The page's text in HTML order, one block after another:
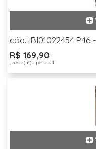
cód.:
R$ 169,90
, resta(m) apenas 1